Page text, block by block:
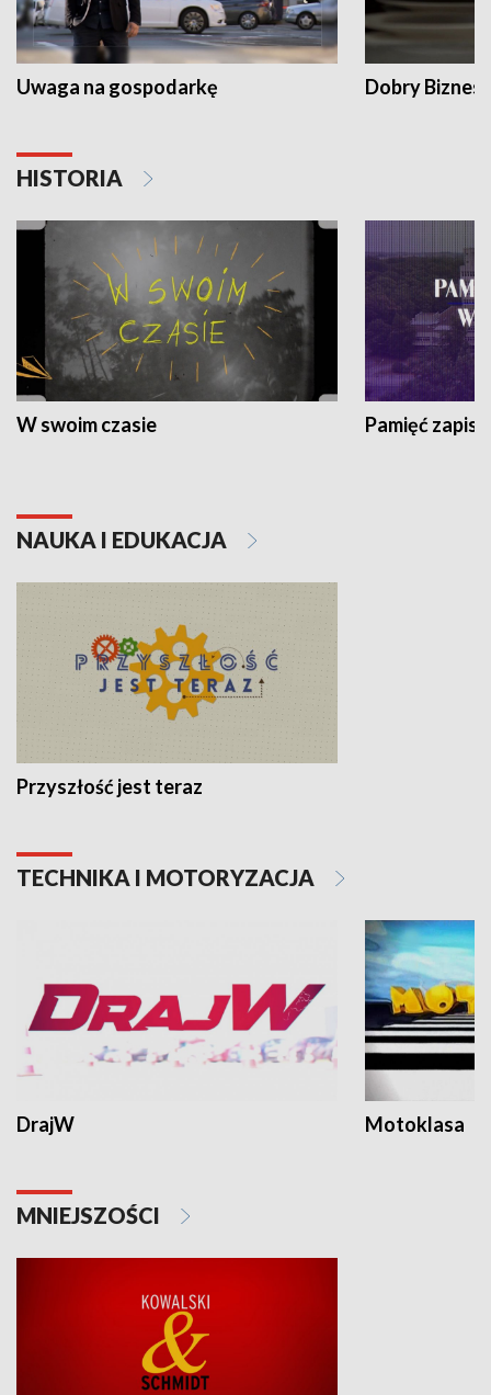
Uwaga na gospodarkę Dobry Biznes
HISTORIA
W swoim czasie Pamięć
NAUKA I EDUKACJA
Przyszłość jest teraz
TECHNIKA I MOTORYZACJA
DrajW Motoklasa
MNIEJSZOŚCI